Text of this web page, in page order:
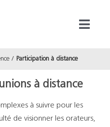
Participation à distance
à distance
à suivre pour les
de visionner les orateurs,